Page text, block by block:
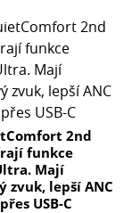
2nd
funkce
Mají
zvuk, lepší ANC
USB-C